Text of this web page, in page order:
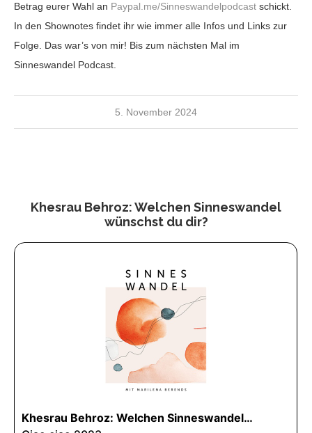
Betrag eurer Wahl an Paypal.me/Sinneswandelpodcast schickt.
In den Shownotes findet ihr wie immer alle Infos und Links zur
Folge. Das war’s von mir! Bis zum nächsten Mal im
Sinneswandel Podcast.
5. November 2024
Khesrau Behroz: Welchen Sinneswandel
wünschst du dir?